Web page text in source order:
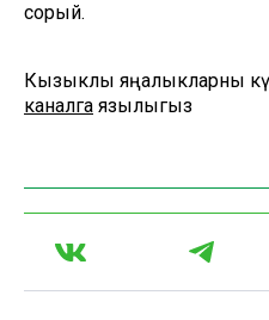
сорый.
Кызыклы яңалыкларны
каналга язылыгыз